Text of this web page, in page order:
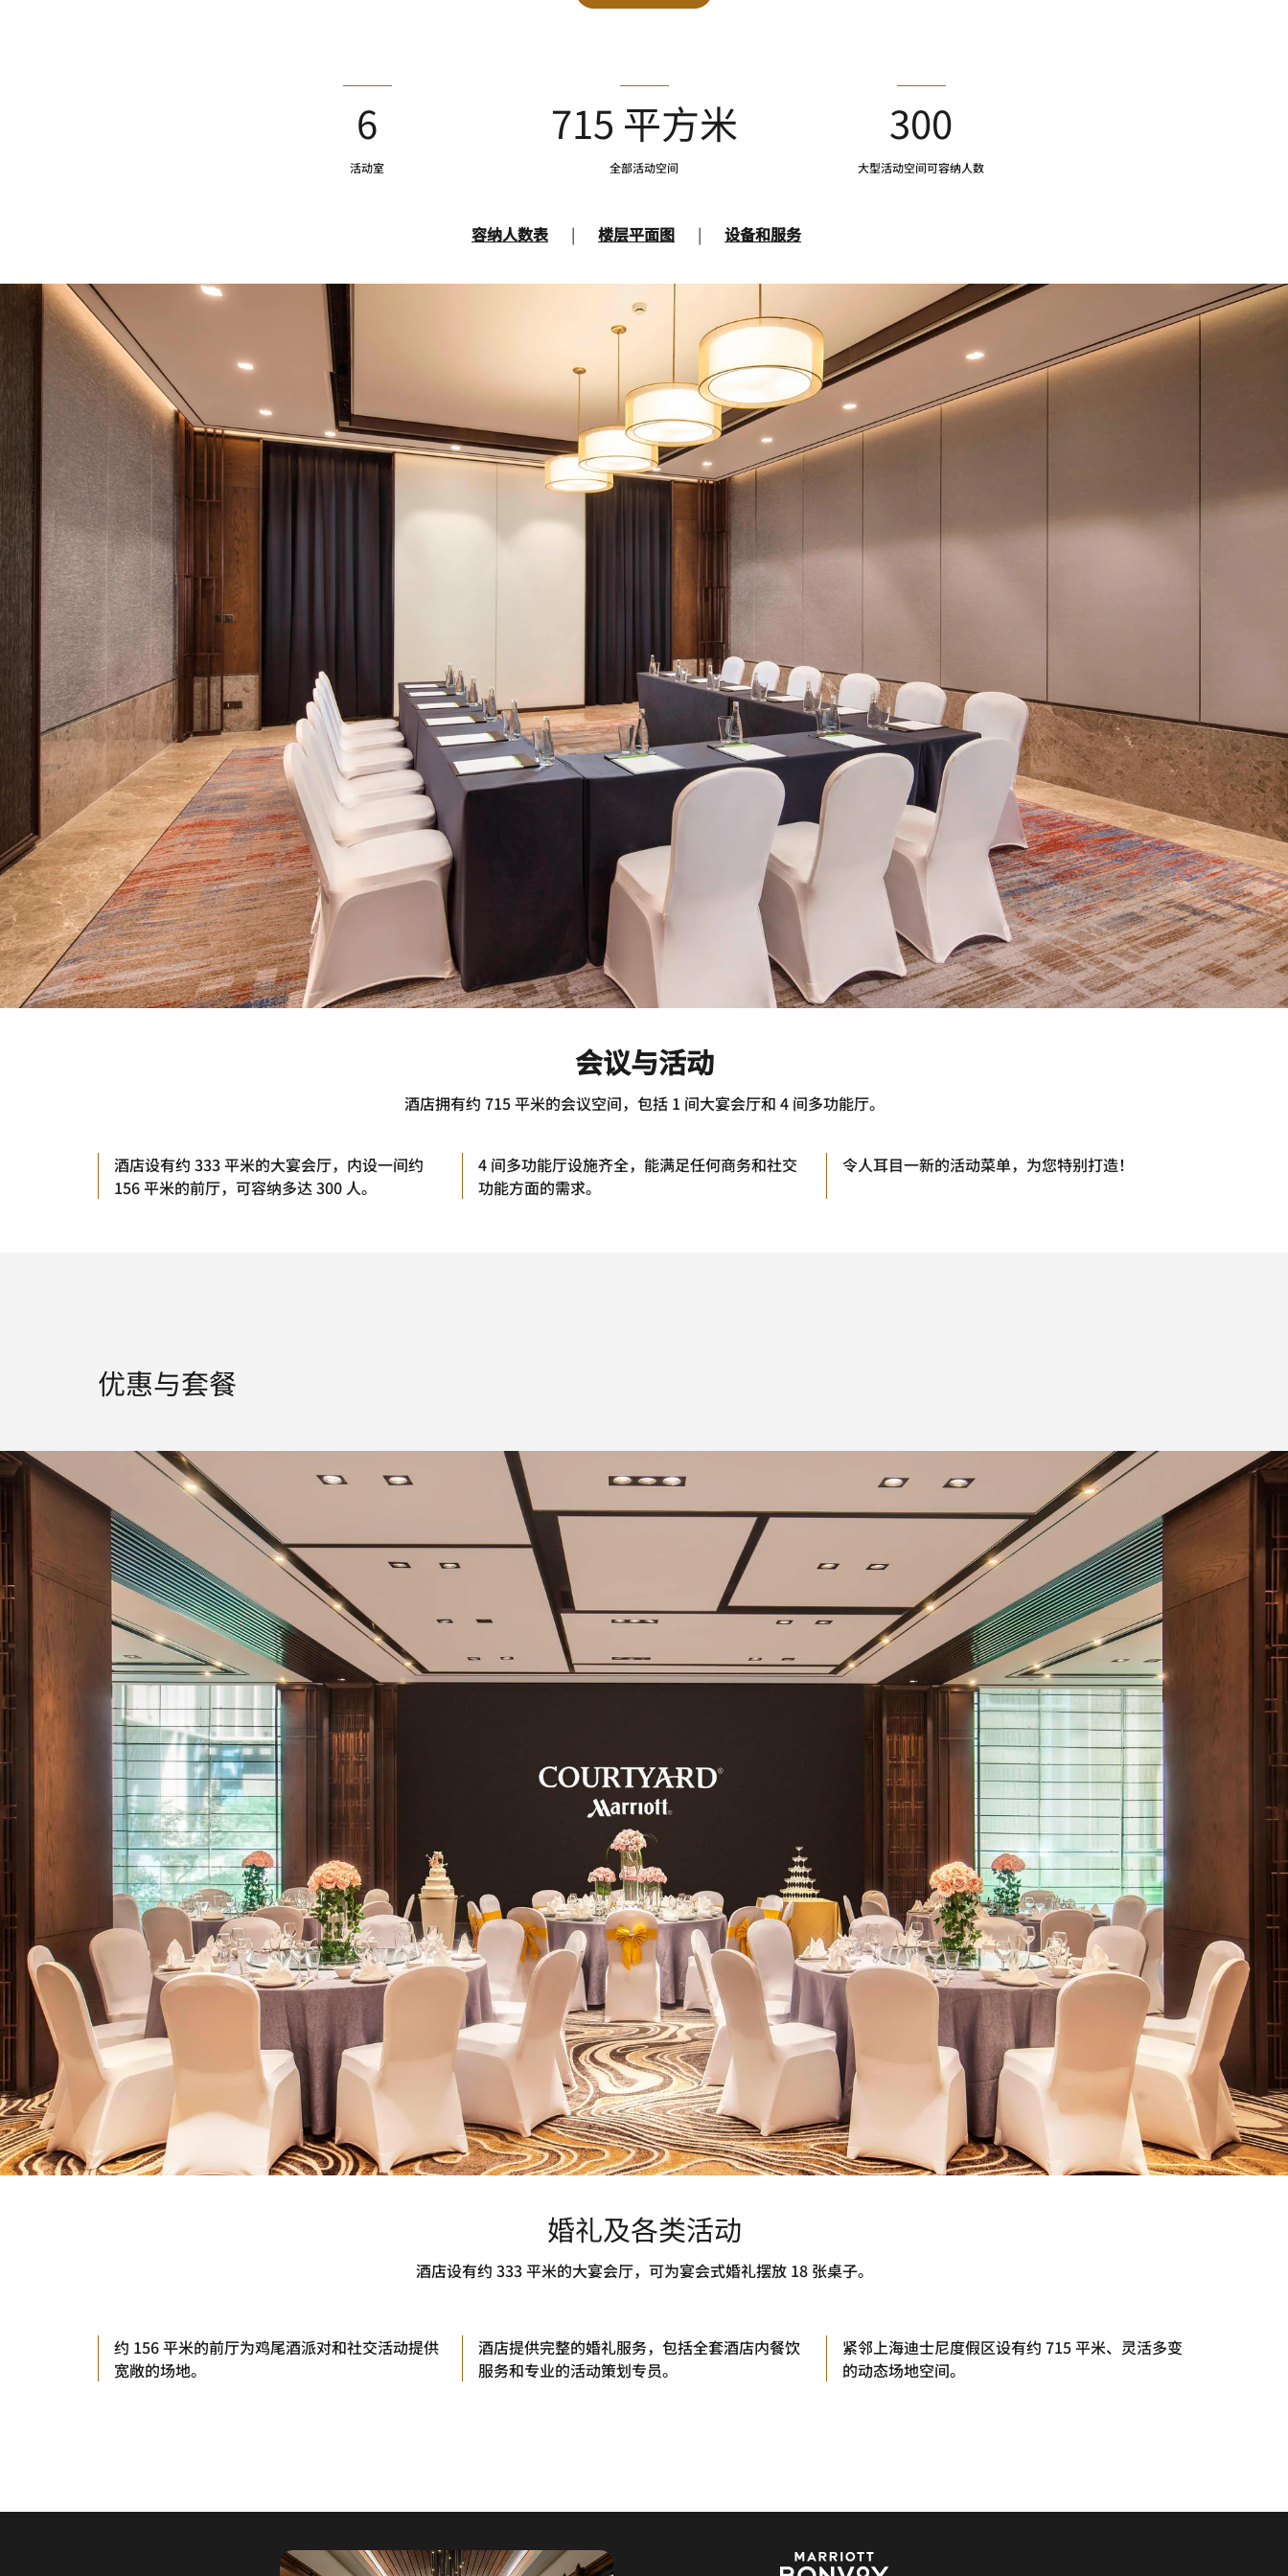
6
活动室
715 平方米
全部活动空间
300
大型活动空间可容纳人数
容纳人数表 | 楼层平面图 | 设备和服务
会议与活动
酒店拥有约 715 平米的会议空间，包括 1 间大宴会厅和 4 间多功能厅。
酒店设有约 333 平米的大宴会厅，内设一间约
156 平米的前厅，可容纳多达 300 人。
4 间多功能厅设施齐全，能满足任何商务和社交
功能方面的需求。
令人耳目一新的活动菜单，为您特别打造！
优惠与套餐
婚礼及各类活动
酒店设有约 333 平米的大宴会厅，可为宴会式婚礼摆放 18 张桌子。
约 156 平米的前厅为鸡尾酒派对和社交活动提供
宽敞的场地。
酒店提供完整的婚礼服务，包括全套酒店内餐饮
服务和专业的活动策划专员。
紧邻上海迪士尼度假区设有约 715 平米、灵活多变
的动态场地空间。